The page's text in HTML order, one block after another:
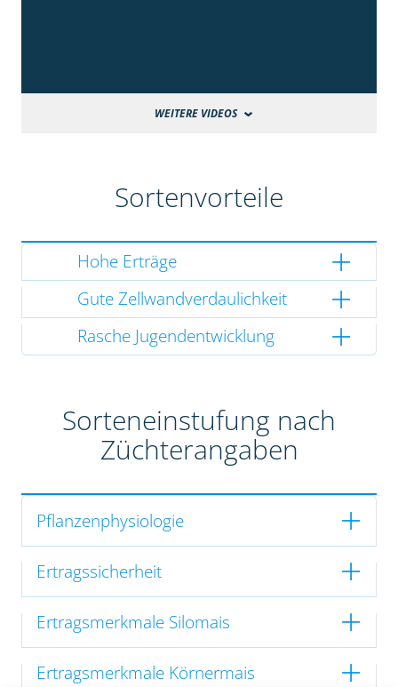
WEITERE VIDEOS
Sortenvorteile
Hohe Erträge
Gute Zellwandverdaulichkeit
Rasche Jugendentwicklung
Sorteneinstufung nach
Züchterangaben
Pflanzenphysiologie
Ertragssicherheit
Ertragsmerkmale Silomais
Ertragsmerkmale Körnermais